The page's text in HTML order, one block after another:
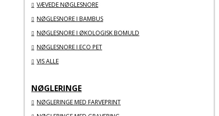
VÆVEDE NØGLESNORE
NØGLESNORE I BAMBUS
NØGLESNORE I ØKOLOGISK BOMULD
NØGLESNORE I ECO PET
VIS ALLE
NØGLERINGE
NØGLERINGE MED FARVEPRINT